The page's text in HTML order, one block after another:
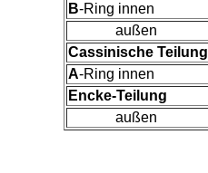
B-Ring innen
außen
Cassinische Teilung
A-Ring innen
Encke-Teilung
außen